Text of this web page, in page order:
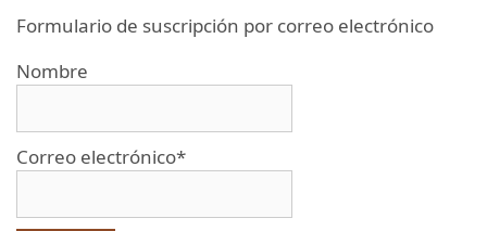
Formulario de suscripción por correo electrónico
Nombre
Correo electrónico*